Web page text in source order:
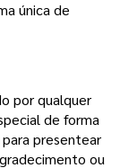
única de
por qualquer
de forma
presentear
ou